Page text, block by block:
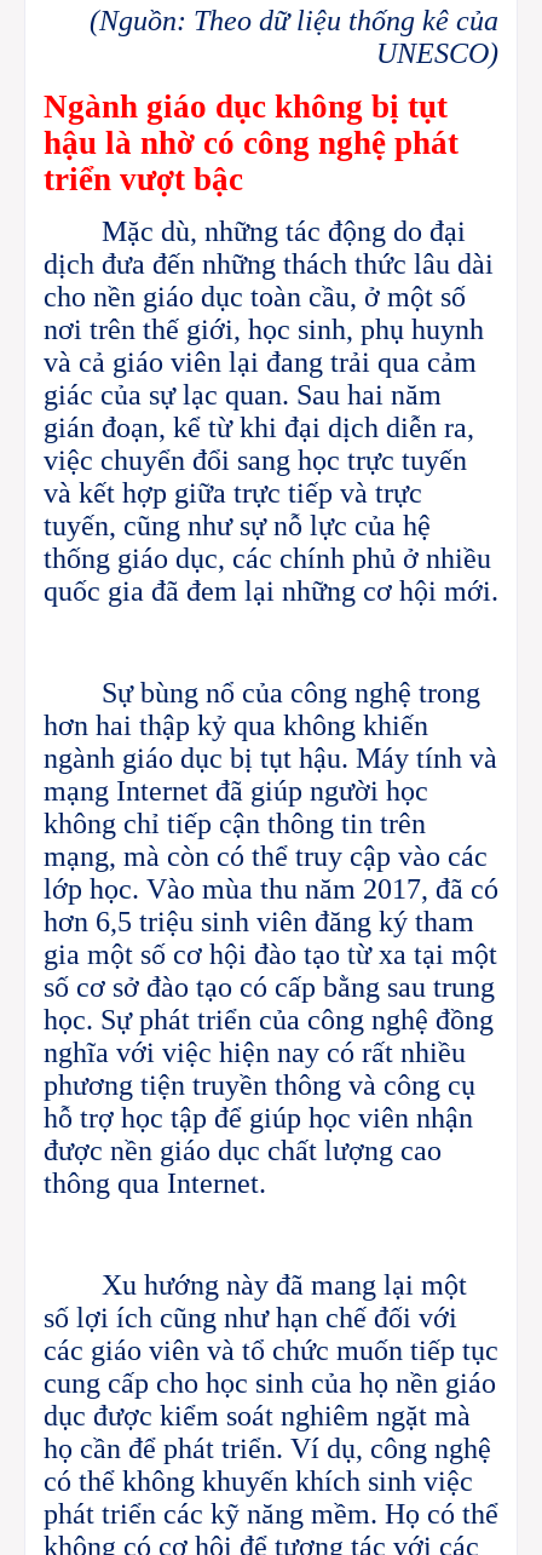
(Nguồn: Theo dữ liệu thống kê của
UNESCO)
Ngành giáo dục không bị tụt
hậu là nhờ có công nghệ phát
triển vượt bậc
Mặc dù, những tác động do đại
dịch đưa đến những thách thức lâu dài
cho nền giáo dục toàn cầu, ở một số
nơi trên thế giới, học sinh, phụ huynh
và cả giáo viên lại đang trải qua cảm
giác của sự lạc quan. Sau hai năm
gián đoạn, kể từ khi đại dịch diễn ra,
việc chuyển đổi sang học trực tuyến
và kết hợp giữa trực tiếp và trực
tuyến, cũng như sự nỗ lực của hệ
thống giáo dục, các chính phủ ở nhiều
quốc gia đã đem lại những cơ hội mới.
Sự bùng nổ của công nghệ trong
hơn hai thập kỷ qua không khiến
ngành giáo dục bị tụt hậu. Máy tính và
mạng Internet đã giúp người học
không chỉ tiếp cận thông tin trên
mạng, mà còn có thể truy cập vào các
lớp học. Vào mùa thu năm 2017, đã có
hơn 6,5 triệu sinh viên đăng ký tham
gia một số cơ hội đào tạo từ xa tại một
số cơ sở đào tạo có cấp bằng sau trung
học. Sự phát triển của công nghệ đồng
nghĩa với việc hiện nay có rất nhiều
phương tiện truyền thông và công cụ
hỗ trợ học tập để giúp học viên nhận
được nền giáo dục chất lượng cao
thông qua Internet.
Xu hướng này đã mang lại một
số lợi ích cũng như hạn chế đối với
các giáo viên và tổ chức muốn tiếp tục
cung cấp cho học sinh của họ nền giáo
dục được kiểm soát nghiêm ngặt mà
họ cần để phát triển. Ví dụ, công nghệ
có thể không khuyến khích sinh việc
phát triển các kỹ năng mềm. Họ có thể
không có cơ hội để tương tác với các